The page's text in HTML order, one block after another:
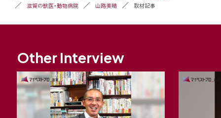
滋賀の獣医・動物病院
山路美晴 取材記事
Other Interview